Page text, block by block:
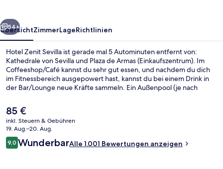
Weiter
54+
ÜbersichtZimmerLageRichtlinien
Hotel Zenit Sevilla ist gerade mal 5 Autominuten entfernt von:
Kathedrale von Sevilla und Plaza de Armas (Einkaufszentrum). Im
Coffeeshop/Café kannst du sehr gut essen, und nachdem du dich
im Fitnessbereich ausgepowert hast, kannst du bei einem Drink in
der Bar/Lounge neue Kräfte sammeln. Ein Außenpool (je nach
weiteren Highlights. Das hilfsbereite Personal und die Bar erhalten
tolle Bewertungen von anderen Reisenden. Die öffentlichen
Verkehrsmittel sind ganz in der Nähe: Zur U-Bahn (Plaza de Cuba
Station) sind es nur 9 Gehminuten.
Der
aktuelle
Preis
beträgt
85 €.
85 €
inkl. Steuern & Gebühren
19. Aug.–20. Aug.
Bewertungen
9,09,0 von 10.
WunderbarAlle 1.001 Bewertungen anzeigen